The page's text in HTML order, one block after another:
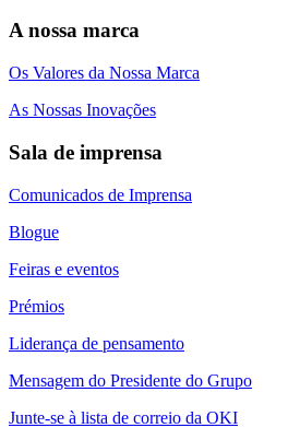
A nossa marca
Os Valores da Nossa Marca
As Nossas Inovações
Sala de imprensa
Comunicados de Imprensa
Blogue
Feiras e eventos
Prémios
Liderança de pensamento
Mensagem do Presidente do Grupo
Junte-se à lista de correio da OKI